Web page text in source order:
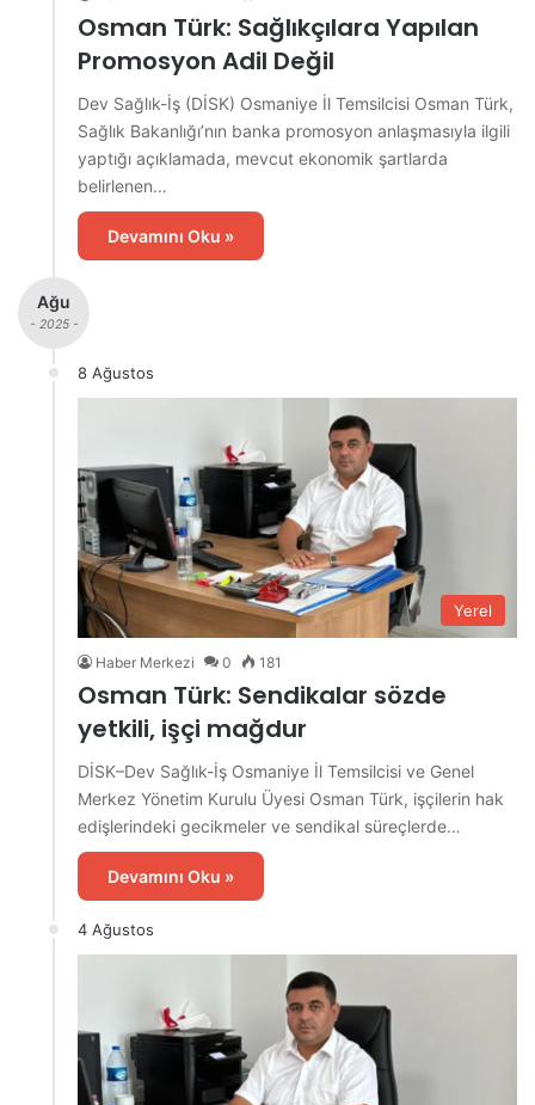
Osman Türk: Sağlıkçılara Yapılan
Promosyon Adil Değil
Dev Sağlık-İş (DİSK) Osmaniye İl Temsilcisi Osman Türk,
Sağlık Bakanlığı’nın banka promosyon anlaşmasıyla ilgili
yaptığı açıklamada, mevcut ekonomik şartlarda
belirlenen…
Devamını Oku »
Ağu
- 2025 -
8 Ağustos
Yerel
Haber Merkezi 0 181
Osman Türk: Sendikalar sözde
yetkili, işçi mağdur
DİSK–Dev Sağlık-İş Osmaniye İl Temsilcisi ve Genel
Merkez Yönetim Kurulu Üyesi Osman Türk, işçilerin hak
edişlerindeki gecikmeler ve sendikal süreçlerde…
Devamını Oku »
4 Ağustos